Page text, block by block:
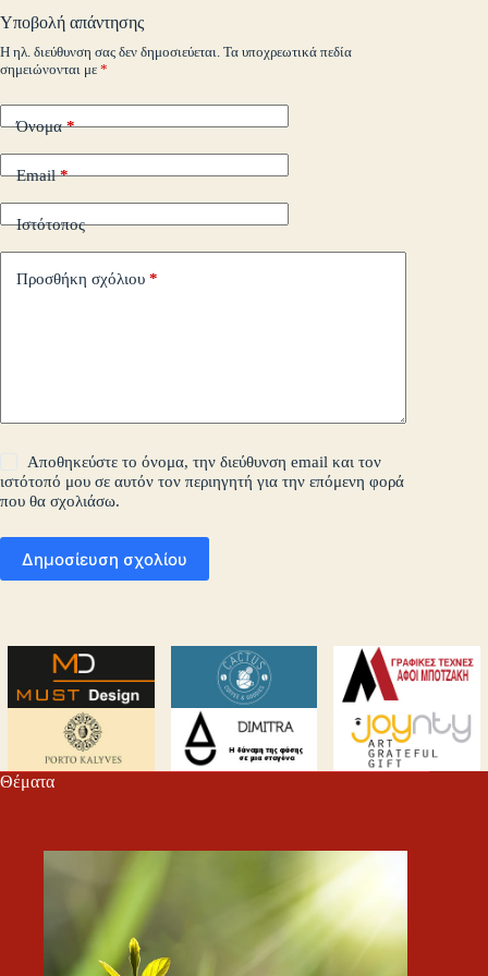
m
pp
εί
Υποβολή απάντησης
Η ηλ. διεύθυνση σας δεν δημοσιεύεται. Τα υποχρεωτικά πεδία
σημειώνονται με *
Όνομα*
Email*
Ιστότοπος
Προσθήκη σχόλιου *
Αποθηκεύστε το όνομα, την διεύθυνση email και τον
ιστότοπό μου σε αυτόν τον περιηγητή για την επόμενη φορά
που θα σχολιάσω.
Δημοσίευση σχολίου
Θέματα